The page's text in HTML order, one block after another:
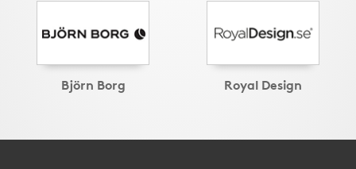
Björn Borg Royal Design